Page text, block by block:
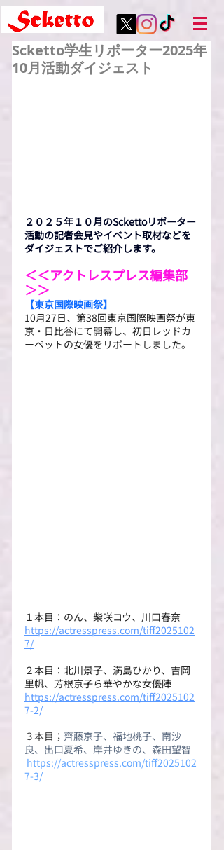
Scketto学生リポーター2025年
10月活動ダイジェスト
２０２５年１０月のSckettoリポーター
活動の記者会見やイベント取材などを
ダイジェストでご紹介します。
＜＜アクトレスプレス編集部
＞＞
【東京国際映画祭】
10月27日、第38回東京国際映画祭が東
京・日比谷にて開幕し、初日レッドカ
ーペットの女優をリポートしました。
１本目：のん、柴咲コウ、川口春奈
https://actresspress.com/tiff2025102
7/
２本目：北川景子、満島ひかり、吉岡
里帆、芳根京子ら華やかな女優陣
https://actresspress.com/tiff2025102
7-2/
３本目； 齊藤京子、福地桃子、南沙
良、出口夏希、岸井ゆきの、森田望智
https://actresspress.com/tiff2025102
7-3/